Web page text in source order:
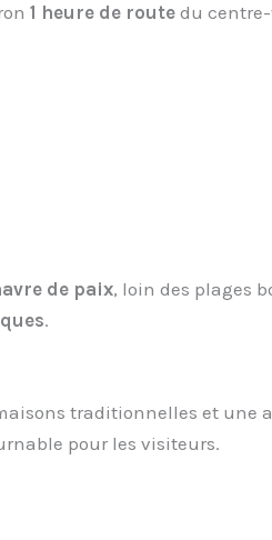
1 heure de route du
de paix, loin des plages
.
traditionnelles et une
pour les visiteurs.